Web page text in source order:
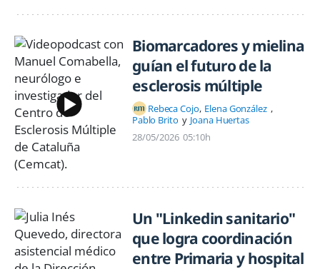
Biomarcadores y mielina
guían el futuro de la
esclerosis múltiple
Rebeca Cojo Elena González
Pablo Brito
Joana Huertas
28/05/2026 05:10h
Un "Linkedin sanitario"
que logra coordinación
entre Primaria y hospital